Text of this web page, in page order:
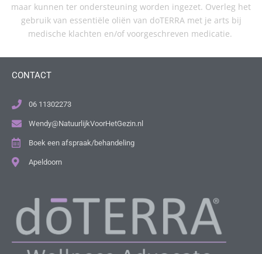
maar kunnen ter ondersteuning worden ingezet. Overleg het
gebruik van essentiële oliën van doTERRA met je arts bij
medische klachten en/of voorgeschreven medicatie.
CONTACT
06 11302273
Wendy@NatuurlijkVoorHetGezin.nl
Boek een afspraak/behandeling
Apeldoorn